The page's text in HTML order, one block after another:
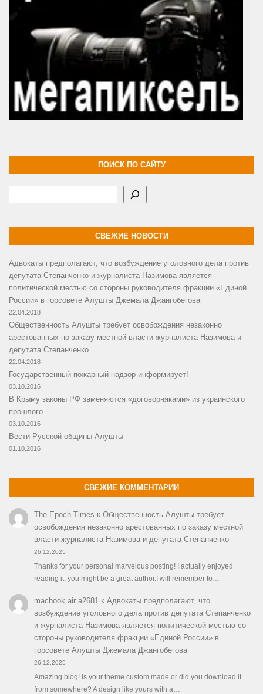
ПОИСК ПО САЙТУ
СВЕЖИЕ НОВОСТИ
Адвокаты предполагают, что возбуждение уголовного дела против
депутата Степанченко и журналиста Назимова является
политической местью со стороны руководителя фракции «Единой
России» в горсовете Алушты Джемала Джангобегова
22.04.2018
Общественность Алушты требует освобождения незаконно
арестованных по заказу местной власти журналиста Назимова и
депутата Степанченко
22.04.2018
Государственный пожарный надзор информирует!
03.10.2016
В Крыму законы РФ заменяются «договорняками» из украинского
прошлого
03.10.2016
Вести Русской общины Алушты
01.10.2016
СВЕЖИЕ КОММЕНТАРИИ
The Epoch Times к Общественность Алушты требует
освобождения незаконно арестованных по заказу местной
власти журналиста Назимова и депутата Степанченко
26.12.2025
Thanks for your personal marvelous posting! I actually enjoyed
reading it, you might be a great author.I will remember to…
macbook air a2681к Адвокаты предполагают, что
возбуждение уголовного дела против депутата Степанченко
и журналиста Назимова является политической местью со
стороны руководителя фракции «Единой России» в
горсовете Алушты Джемала Джангобегова
26.12.2025
Amazing blog! Is your theme custom made or did you download it
from somewhere? A design like yours with a…